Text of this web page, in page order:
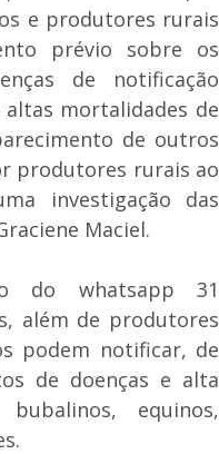
e produtores rurais
prévio sobre os
de notificação
mortalidades de
de outros
produtores rurais ao
investigação das
Maciel.
do whatsapp 31
além de produtores
podem notificar, de
de doenças e alta
equinos,